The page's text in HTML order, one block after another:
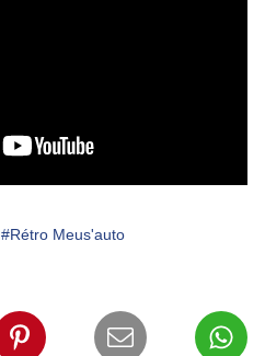
#Rétro Meus'auto